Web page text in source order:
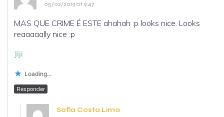
05/02/2019 at 9:47
MAS QUE CRIME É ESTE ahahah :p looks nice. Looks
reaaaaally nice :p
Jiji
Loading...
Responder
Sofia Costa Lima